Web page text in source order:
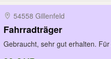
54558 Gillenfeld
Fahrradträger
Gebraucht, sehr gut erhalten.